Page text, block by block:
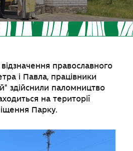
православного
і Павла, працівники
здійснили паломництво
на території
Парку.